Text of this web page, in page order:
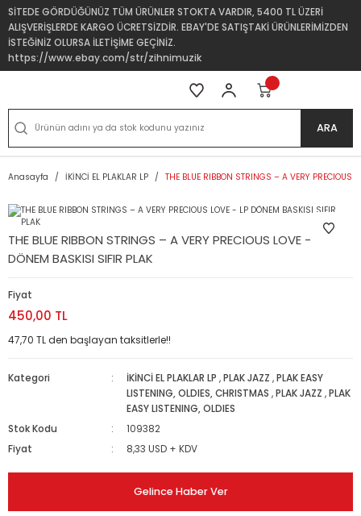
SİTEDE GÖRDÜĞÜNÜZ TÜM ÜRÜNLER STOKTA VARDIR, 5400 TL ÜZERİ
ALIŞVERİŞLERDE KARGO ÜCRETSİZDİR. EBAY'DE SATIŞTAKİ ÜRÜNLERİMİZDEN
İSTEĞİNİZ OLURSA İLETİŞİME GEÇİNİZ.
https://www.ebay.com/str/zihnimuzik
ARA
Anasayfa İKİNCİ EL PLAKLAR LP THE BLUE RIBBON STRINGS – A VERY PRECIOUS
THE BLUE RIBBON STRINGS – A VERY PRECIOUS LOVE - LP
DÖNEM BASKISI SIFIR PLAK
Fiyat
450,00 TL
47,70 TL den başlayan taksitlerle!!
Kategori İKİNCİ EL PLAKLAR LP ,PLAK JAZZ ,PLAK EASY
LISTENING, OLDIES, CHRISTMAS ,PLAK JAZZ ,PLAK
EASY LISTENING, OLDIES
Stok Kodu
109382
Fiyat
8,33 USD + KDV
Gelince Haber Ver